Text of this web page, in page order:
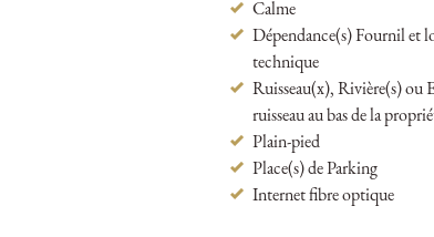
Calme
Dépendance(s) Fournil et
technique
Ruisseau(x), Rivière(s) ou
ruisseau au bas de la
Plain-pied
Place(s) de Parking
Internet fibre optique